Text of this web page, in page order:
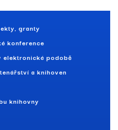
granty
konference
elektronické podobě
a knihoven
knihovny